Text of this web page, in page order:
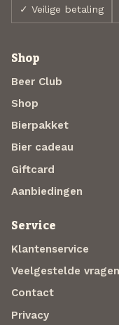
✓ Veilige betaling
Shop
Beer Club
Shop
Bierpakket
Bier cadeau
Giftcard
Aanbiedingen
Service
Klantenservice
Veelgestelde vragen
Contact
Privacy